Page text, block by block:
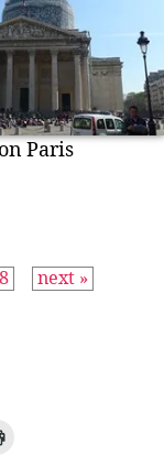
Paris
8
next »